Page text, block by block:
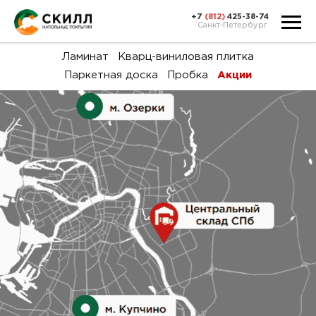
и
+7 (812) 425-38-74
Санкт-Петербург
Ламинат
Кварц-виниловая плитка
Паркетная доска
Пробка Акции